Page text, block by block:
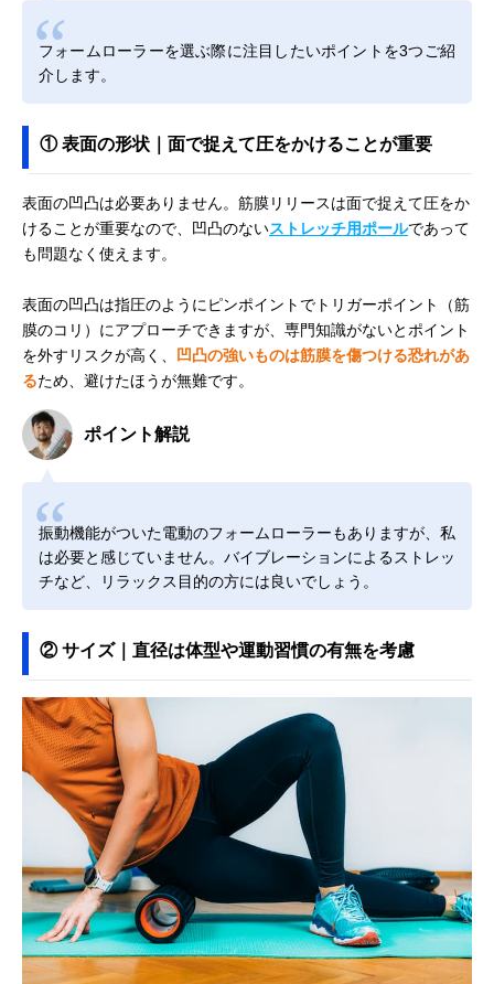
フォームローラーを選ぶ際に注目したいポイントを3つご紹
介します。
① 表面の形状｜面で捉えて圧をかけることが重要
表面の凹凸は必要ありません。筋膜リリースは面で捉えて圧をか
けることが重要なので、凹凸のないストレッチ用ポールであって
も問題なく使えます。
表面の凹凸は指圧のようにピンポイントでトリガーポイント（筋
膜のコリ）にアプローチできますが、専門知識がないとポイント
を外すリスクが高く、
凹凸の強いものは筋膜を傷つける恐れがあ
るため、避けたほうが無難です。
ポイント解説
振動機能がついた電動のフォームローラーもありますが、私
は必要と感じていません。バイブレーションによるストレッ
チなど、リラックス目的の方には良いでしょう。
② サイズ｜直径は体型や運動習慣の有無を考慮